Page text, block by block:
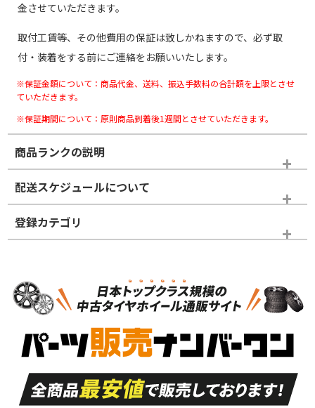
金させていただきます。
取付工賃等、その他費用の保証は致しかねますので、必ず取
付・装着をする前にご連絡をお願いいたします。
※保証金額について：商品代金、送料、振込手数料の合計額を上限とさせ
ていただきます。
※保証期間について：原則商品到着後1週間とさせていただきます。
商品ランクの説明
※商品ランクは出品者の主観により判断しておりますので、あら
かじめご了承ください。
ホイールランク
S
品）
S
新車外し品（新古
付き
A
走行距離も少なく、
目立つ傷もほとんど
ない中古品
A
走行距離も少なく、
非常に状態の良い中
古品
配送スケジュールについて
登録カテゴリ
スタッドレスタイヤのみ